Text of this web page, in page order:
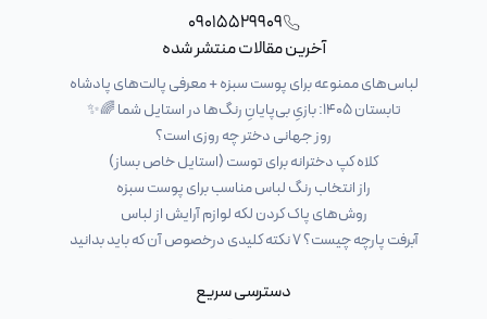
09015529909
آخرین مقالات منتشر شده
لباس‌های ممنوعه برای پوست سبزه + معرفی پالت‌های پادشاه
تابستان ۱۴۰۵: بازیِ بی‌پایانِ رنگ‌ها در استایل شما 🌈✨
روز جهانی دختر چه روزی است؟
کلاه کپ دخترانه برای توست (استایل خاص بساز)
راز انتخاب رنگ لباس مناسب برای پوست سبزه
روش‌های پاک کردن لکه لوازم آرایش از لباس
آبرفت پارچه چیست؟ ۷ نکته کلیدی درخصوص آن که باید بدانید
دسترسی سریع